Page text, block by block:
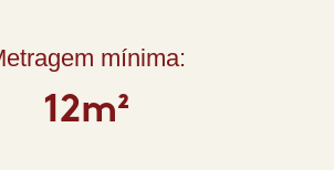
mínima:
12m²